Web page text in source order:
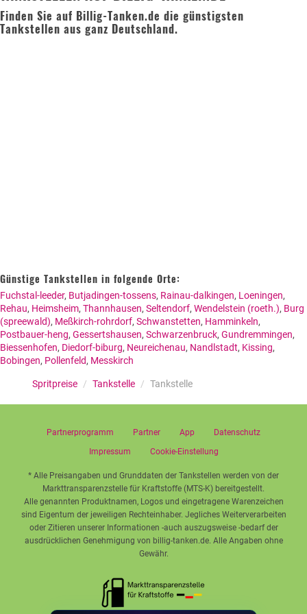
Liter Verbrauch pro 100 km
Autogas
Erdöl
Finden Sie auf Billig-Tanken.de die günstigsten
Tankstellen aus ganz Deutschland.
Günstige Tankstellen in folgende Orte:
Fuchstal-leeder, Butjadingen-tossens, Rainau-dalkingen, Loeningen,
Rehau, Heimsheim, Thannhausen, Seltendorf, Wendelstein (roeth.), Burg
(spreewald), Meßkirch-rohrdorf, Schwanstetten, Hamminkeln,
Postbauer-heng, Gessertshausen, Schwarzenbruck, Gundremmingen,
Biessenhofen, Diedorf-biburg, Neureichenau, Nandlstadt, Kissing,
Bobingen, Pollenfeld, Messkirch
Spritpreise / Tankstelle / Tankstelle
Partnerprogramm Partner App
Datenschutz
Impressum
Cookie-Einstellung
* Alle Preisangaben und Grunddaten der Tankstellen werden von der
Markttransparenzstelle für Kraftstoffe (MTS-K) bereitgestellt.
Alle genannten Produktnamen, Logos und eingetragene Warenzeichen
sind Eigentum der jeweiligen Rechteinhaber. Jegliches Weiterverarbeiten
oder Zitieren unserer Informationen -auch auszugsweise -bedarf der
ausdrücklichen Genehmigung von billig-tanken.de. Alle Angaben ohne
Gewähr.